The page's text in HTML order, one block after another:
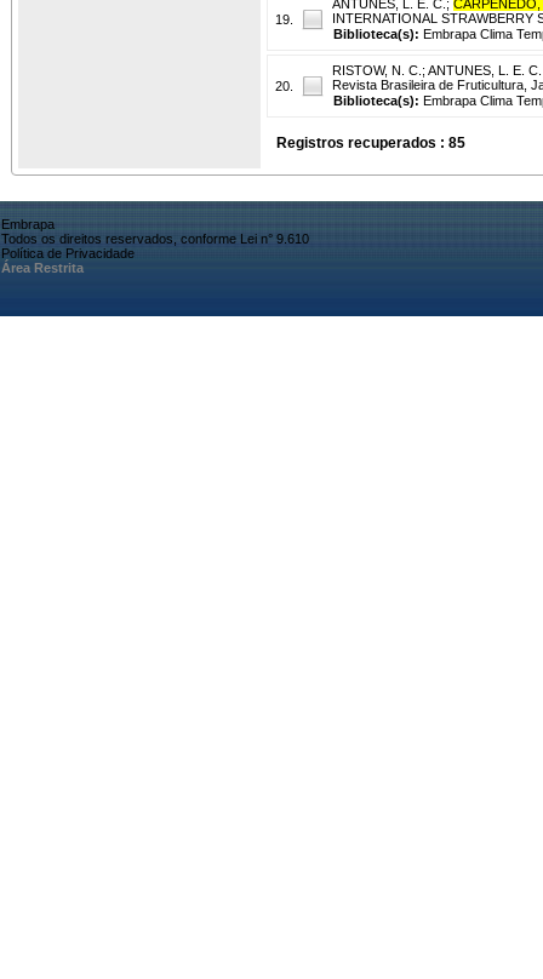
19.
ANTUNES, L. E. C. ; CARPENEDO,
INTERNATIONAL STRAWBERRY
Biblioteca(s): Embrapa Clima
20.
RISTOW, N. C. ; ANTUNES, L. E. C.
Revista Brasileira de Fruticultura,
Biblioteca(s): Embrapa Clima
Registros recuperados : 85
Embrapa
Todos os direitos reservados, conforme Lei n° 9.610
Política de Privacidade
Área Restrita